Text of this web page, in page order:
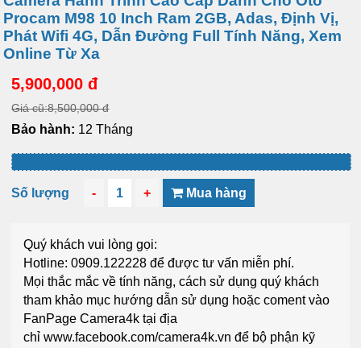
Procam M98 10 Inch Ram 2GB, Adas, Định Vị,
Phát Wifi 4G, Dẫn Đường Full Tính Năng, Xem
Online Từ Xa
5,900,000 đ
Giá cũ:8,500,000 đ
Bảo hành: 12 Tháng
Số lượng - 1 + Mua hàng
Quý khách vui lòng gọi:
Hotline: 0909.122228để được tư vấn miễn phí.
Mọi thắc mắc về tính năng, cách sử dụng quý khách
tham khảo mục hướng dẫn sử dụng hoặc coment vào
FanPageCamera4ktại địa
chỉwww.facebook.com/camera4k.vnđể bộ phận kỹ